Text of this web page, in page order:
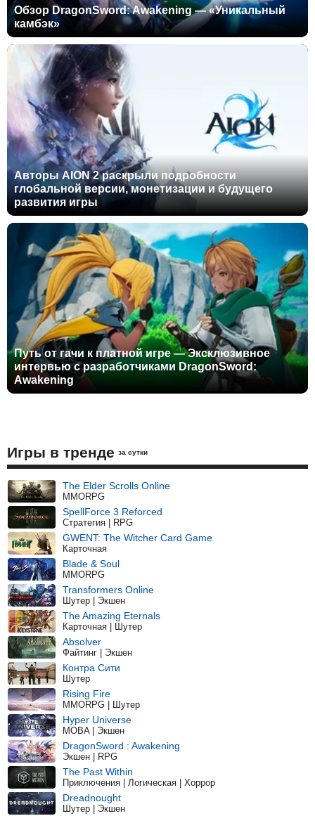
Обзор DragonSword: Awakening — «Уникальный
камбэк»
Авторы AION 2 раскрыли подробности
глобальной версии, монетизации и будущего
развития игры
Путь от гачи к платной игре — Эксклюзивное
интервью с разработчиками DragonSword:
Awakening
Игры в тренде за сутки
The Elder Scrolls Online
MMORPG
SpellForce 3 Reforced
Стратегия | RPG
GWENT: The Witcher Card Game
Карточная
Blade & Soul
MMORPG
Transformers Online
Шутер | Экшен
The Amazing Eternals
Карточная | Шутер
Absolver
Файтинг | Экшен
Контра Сити
Шутер
Rising Fire
MMORPG | Шутер
Hyper Universe
MOBA | Экшен
DragonSword : Awakening
Экшен | RPG
The Past Within
Приключения | Логическая | Хоррор
Dreadnought
Шутер | Экшен